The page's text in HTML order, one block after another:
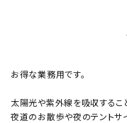
お得な業務用です。
太陽光や紫外線を吸収するこ
夜道のお散歩や夜のテントサ